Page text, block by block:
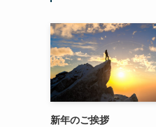
新年のご挨拶